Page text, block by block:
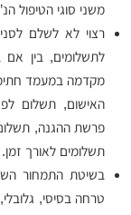
משני סוגי הטיפול
רצוי לא לשלם
לתשלומים, בין
מקדמה במעמד
האישום, תשלום
פרשת ההגנה, תשלום
תשלומים לאורך זמן.
בשיטת התמחור
טרחה בסיסי,